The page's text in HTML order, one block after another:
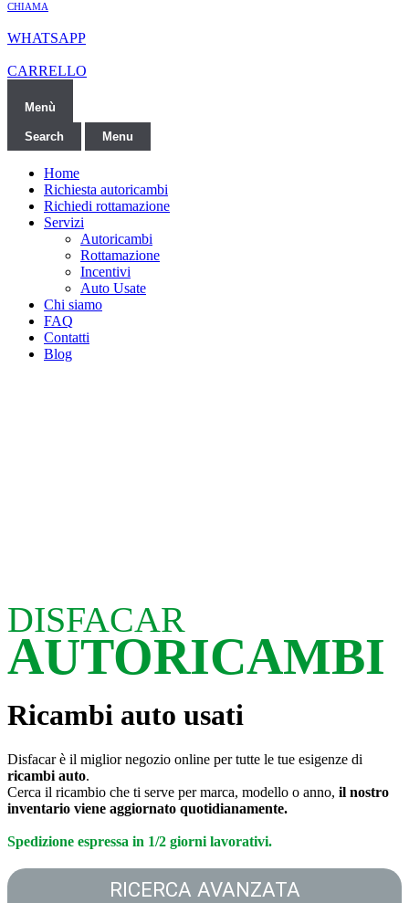
CHIAMA
WHATSAPP
CARRELLO
Menù
Search Menu
Home
Richiesta autoricambi
Richiedi rottamazione
Servizi
Autoricambi
Rottamazione
Incentivi
Auto Usate
Chi siamo
FAQ
Contatti
Blog
DISFACAR
AUTORICAMBI
Ricambi auto usati
Disfacar è il miglior negozio online per tutte le tue esigenze di
ricambi auto.
Cerca il ricambio che ti serve per marca, modello o anno, il nostro
inventario viene aggiornato quotidianamente.
Spedizione espressa in 1/2 giorni lavorativi.
RICERCA AVANZATA